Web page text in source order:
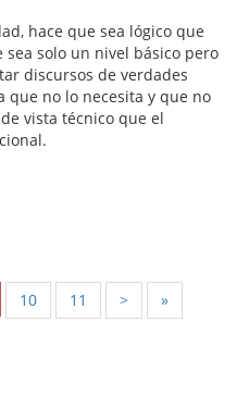
hace que sea lógico que
solo un nivel básico pero
discursos de verdades
que no lo necesita y que no
vista técnico que el
10 11 > »